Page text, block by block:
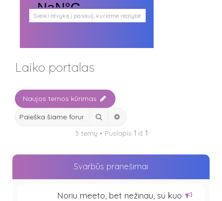
Sveiki atvykę į pasaulį, kuriame realybė
persipina su mistika. Pasaulį, kuris
Užimti veidai
Ištikimųjų būstinė
Nemirtingųjų būstinė
Laiko portalas
Naujos temos kūrimas
Ieškoti
3 temų • Puslapis 1 iš 1
Svarbūs pranešimai
Noriu meeto, bet nežinau, su kuo